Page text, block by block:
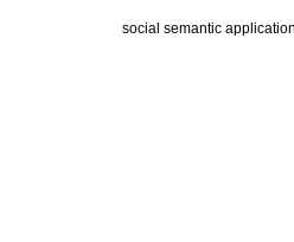
social semantic